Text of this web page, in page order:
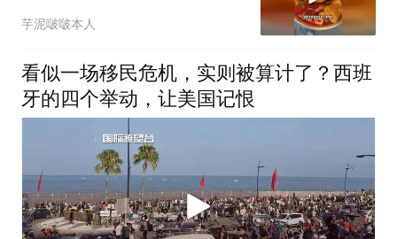
芋泥啵啵本人
看似一场移民危机，实则被算计了？西班
牙的四个举动，让美国记恨